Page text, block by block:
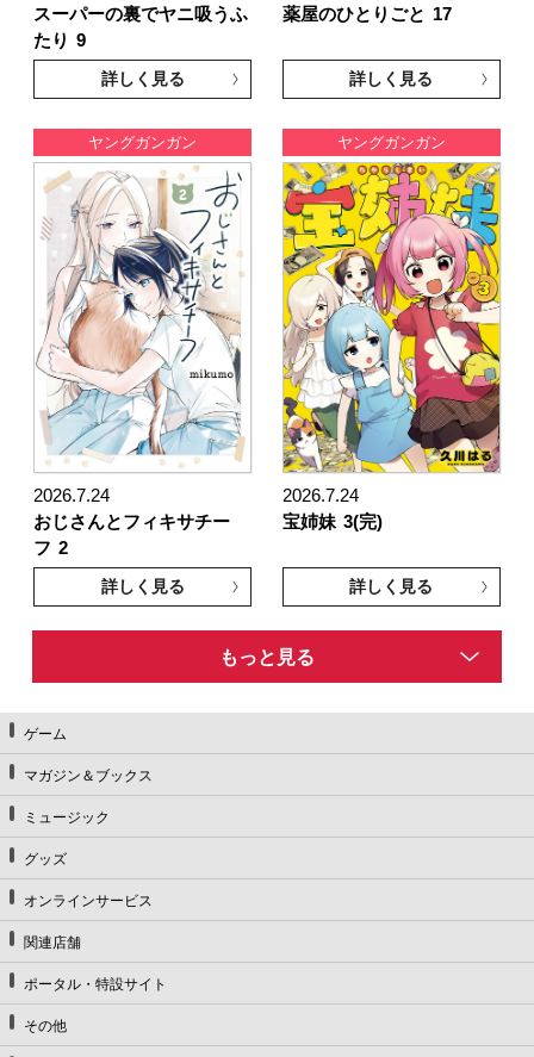
スーパーの裏でヤニ吸うふ
たり 9
詳しく見る
薬屋のひとりごと 17
詳しく見る
ヤングガンガン
2026.7.24
おじさんとフィキサチー
フ 2
詳しく見る
ヤングガンガン
2026.7.24
宝姉妹 3(完)
詳しく見る
もっと見る
ゲーム
マガジン＆ブックス
ミュージック
グッズ
オンラインサービス
関連店舗
ポータル・特設サイト
その他